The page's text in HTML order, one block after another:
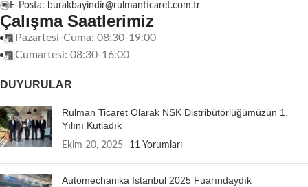
E-Posta: burakbayindir@rulmanticaret.com.tr
Çalışma Saatlerimiz
Pazartesi-Cuma: 08:30-19:00
Cumartesi: 08:30-16:00
DUYURULAR
Rulman Ticaret Olarak NSK Distribütörlüğümüzün 1.
Yılını Kutladık
Ekim 20, 2025 11 Yorumları
Automechanika Istanbul 2025 Fuarındaydık